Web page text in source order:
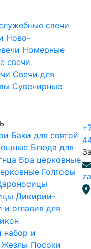
свечи
Ново-
Номерные
свечи
Свечи для
Сувенирные
Баки для святой
Блюда для
Бра церковные
Голгофы
Дикирии-
и оглавия для
набор и
Жезлы Посохи